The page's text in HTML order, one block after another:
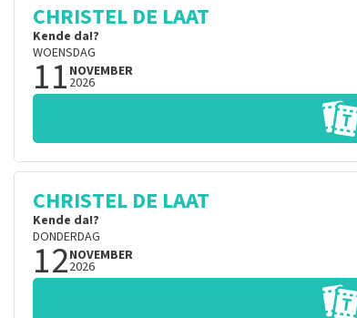
CHRISTEL DE LAAT
Kende da!?
WOENSDAG
11 NOVEMBER
2026
CHRISTEL DE LAAT
Kende da!?
DONDERDAG
12NOVEMBER
2026